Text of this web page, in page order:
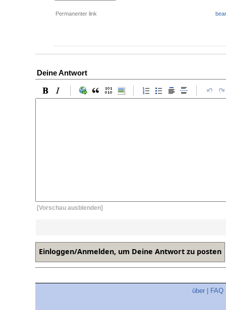
Permanenter link
Deine Antwort
[Vorschau ausblenden]
über FAQ